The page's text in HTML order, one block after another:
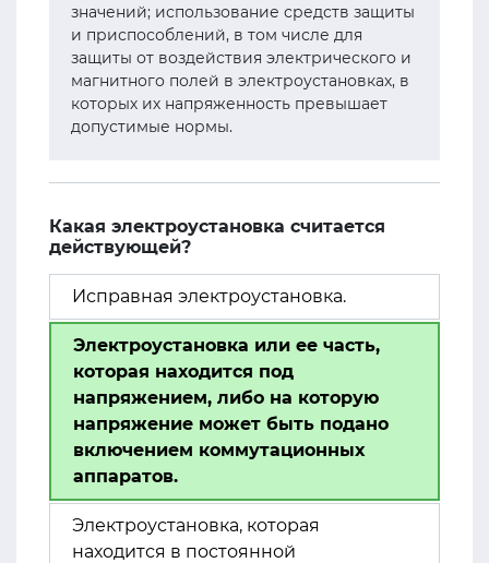
значений; использование средств защиты
и приспособлений, в том числе для
защиты от воздействия электрического и
магнитного полей в электроустановках, в
которых их напряженность превышает
допустимые нормы.
Какая электроустановка считается
действующей?
Исправная электроустановка.
Электроустановка или ее часть,
которая находится под
напряжением, либо на которую
напряжение может быть подано
включением коммутационных
аппаратов.
Электроустановка, которая
находится в постоянной